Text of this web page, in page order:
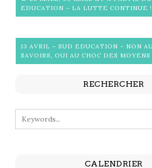
EDUCATION – LA LUTTE CONTINUE !
13 AVRIL – SUD EDUCATION – NON
SAVOIRS, OUI AU CHOC DES
RECHERCHER
CALENDRIER